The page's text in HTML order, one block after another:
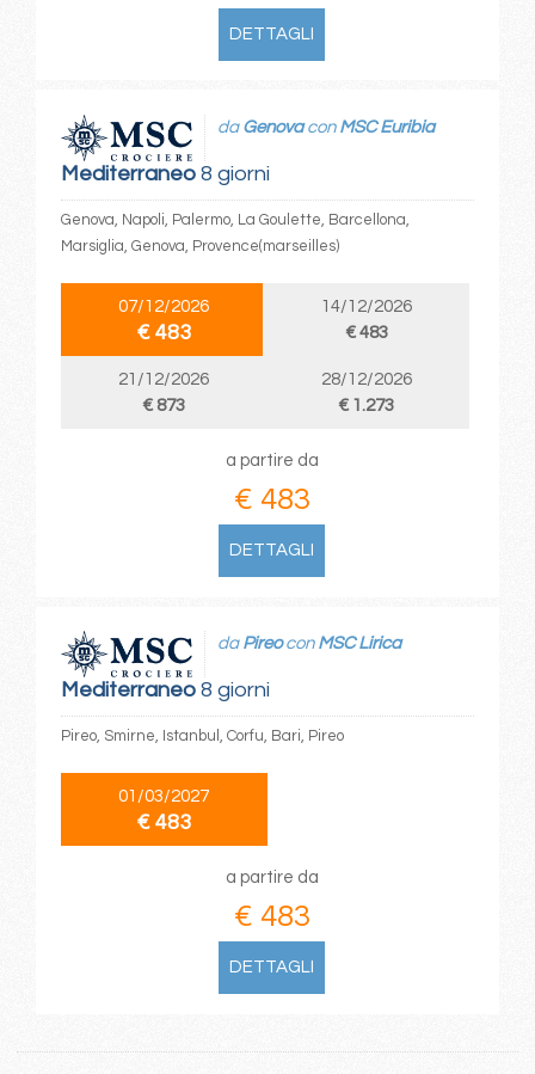
DETTAGLI
Mediterraneo8 giorni
da Genovacon MSC Euribia
Genova, Napoli, Palermo, La Goulette, Barcellona,
Marsiglia, Genova, Provence(marseilles)
07/12/2026
€ 483
14/12/2026
€ 483
21/12/2026
€ 873
28/12/2026
€ 1.273
a partire da
€ 483
DETTAGLI
Mediterraneo8 giorni
da Pireocon MSC Lirica
Pireo, Smirne, Istanbul, Corfu, Bari, Pireo
01/03/2027
€ 483
a partire da
€ 483
DETTAGLI